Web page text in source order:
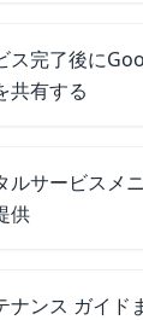
ス完了後に
共有する
ルサービスメ
供
ナンス ガイド